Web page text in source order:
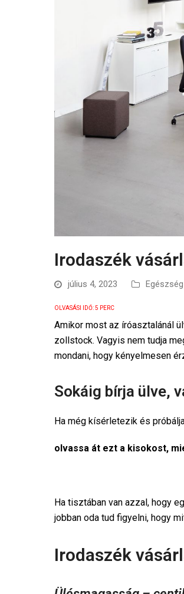
Irodaszék
július 4, 2023
OLVASÁSI IDŐ:5 PERC
Amikor most az íróasztalánál
zollstock. Vagyis nem tudja
mondani, hogy kényelmesen
Sokáig bírja ülve,
Ha még kísérletezik és
olvassa át ezt a kisokost,
Ha tisztában van azzal, hogy
jobban oda tud figyelni, hogy
Irodaszék